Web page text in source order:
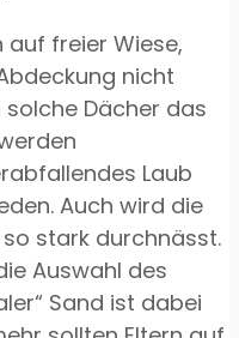
freier Wiese,
nicht
solche Dächer das
Laub
Auch wird die
stark durchnässt.
Auswahl des
Sand ist dabei